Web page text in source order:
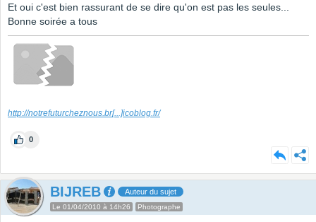
Et oui c'est bien rassurant de se dire qu'on est pas les seules...
Bonne soirée a tous
http://notrefuturcheznous.br[...]icoblog.fr/
0
BIJREB Auteur du sujet
Le 01/04/2010 à 14h26 Photographe